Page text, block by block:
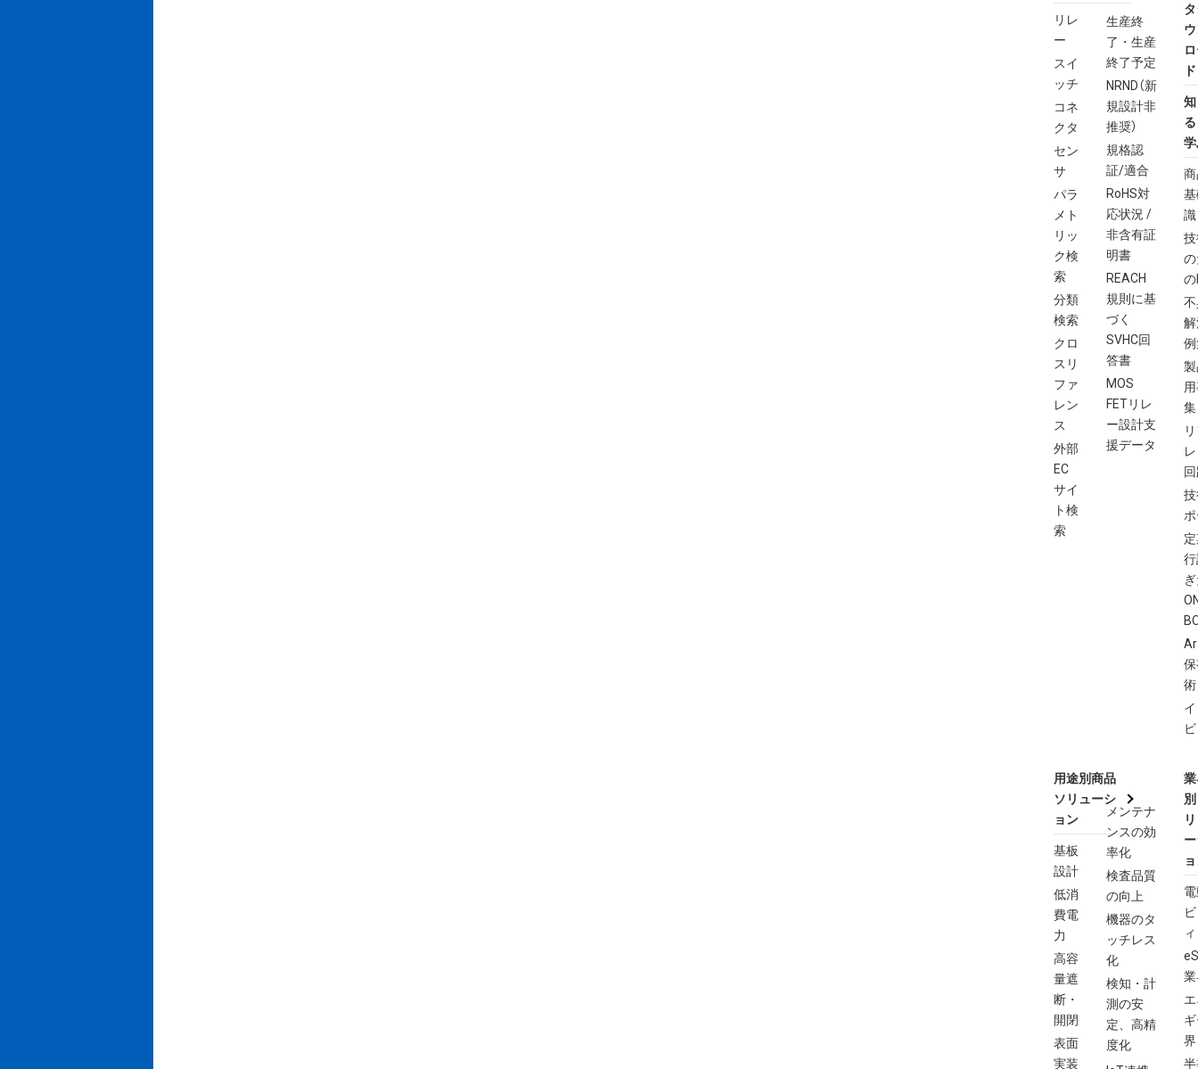
リレ
ー
スイ
ッチ
コネ
クタ
セン
サ
パラ
メト
リッ
ク検
索
分類
検索
クロ
スリ
ファ
レン
ス
外部
EC
サイ
ト検
索
生産終
了・生産
終了予定
NRND（新
規設計非
推奨）
規格認
証/適合
RoHS対
応状況 /
非含有証
明書
REACH
規則に基
づく
SVHC回
答書
MOS
FETリレ
ー設計支
援データ
ド
知
識
の
集
術
用途別商品
ソリューシ
ョン
基板
設計
低消
費電
力
高容
量遮
断・
開閉
表面
実装
メンテナ
ンスの効
率化
検査品質
の向上
機器のタ
ッチレス
化
検知・計
測の安
定、高精
度化
ィ
界